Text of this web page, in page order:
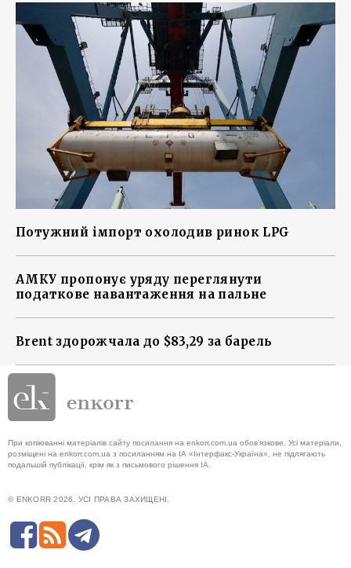
Потужний імпорт охолодив ринок LPG
АМКУ пропонує уряду переглянути
податкове навантаження на пальне
Brent здорожчала до $83,29 за барель
При копіюванні матеріалів сайту посилання на enkorr.com.ua обов'язкове. Усі матеріали,
розміщені на enkorr.com.ua з посиланням на ІА «Інтерфакс-Україна», не підлягають
подальшій публікації, крім як з письмового рішення ІА.
© ENKORR 2026. УСІ ПРАВА ЗАХИЩЕНІ.